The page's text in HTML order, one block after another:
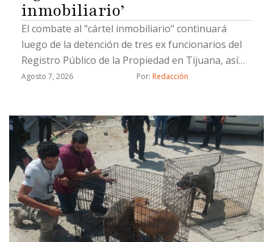
inmobiliario’
El combate al "cártel inmobiliario" continuará
luego de la detención de tres ex funcionarios del
Registro Público de la Propiedad en Tijuana, así
como un civil, por hacer cambios de propiedad de
Buenrostro.Los detenidos están involucrados en
cambios de propietarios que se registraron con
documentación apócrifa; uno de ellos ya fue
vinculado a proceso, indicó Buenrostro.Los ex
funcionarios ligados al llamado "cártel
inmobiliario" ocuparon cargos de subregistrador
y analista y son acusados de fraude, fraude
procesal y uso de documentos falsos, detalló."Hay
Agosto 7, 2026 Por: Redacción